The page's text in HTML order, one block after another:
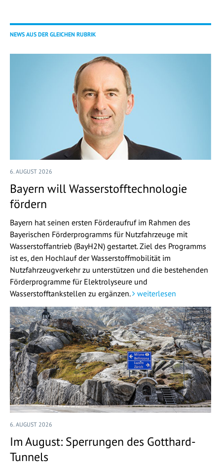
NEWS AUS DER GLEICHEN RUBRIK
6. AUGUST 2026
Bayern will Wasserstofftechnologie
fördern
Bayern hat seinen ersten Förderaufruf im Rahmen des
Bayerischen Förderprogramms für Nutzfahrzeuge mit
Wasserstoffantrieb (BayH2N) gestartet. Ziel des Programms
ist es, den Hochlauf der Wasserstoffmobilität im
Nutzfahrzeugverkehr zu unterstützen und die bestehenden
Förderprogramme für Elektrolyseure und
Wasserstofftankstellen zu ergänzen.
weiterlesen
6. AUGUST 2026
Im August: Sperrungen des Gotthard-
Tunnels